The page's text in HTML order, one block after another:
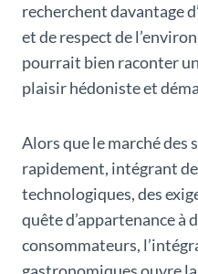
recherchent davantage
et de respect de
pourrait bien raconter
plaisir hédoniste et
Alors que le marché des
rapidement, intégrant
technologiques, des
quête d’appartenance à
consommateurs,